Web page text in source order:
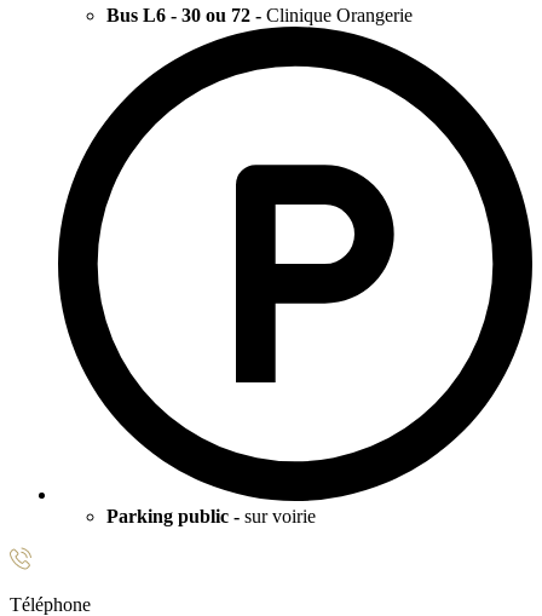
Bus L6 - 30 ou 72 - Clinique Orangerie
Parking public - sur voirie
Téléphone